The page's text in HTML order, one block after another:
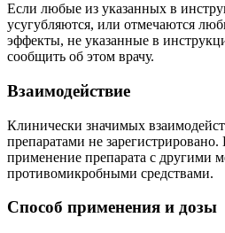
Если любые из указанных в
усугубляются, или отмечаются
эффекты, не указанные в
сообщить об этом врачу.
Взаимодействие
Клинически значимых
препаратами не
применение препарата с другими
противомикробными средствами.
Способ применения и дозы